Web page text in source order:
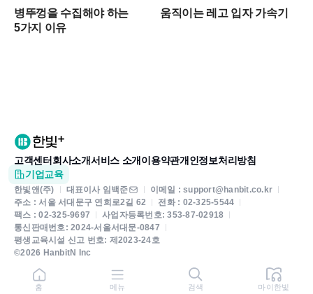
홈 메뉴 검색 마이한빛
병뚜껑을 수집해야 하는
5가지 이유
움직이는 레고 입자 가속기
고객센터 회사소개서비스 소개 이용약관개인정보처리방침
기업교육
한빛앤(주) 대표이사 임백준
이메일 : support@hanbit.co.kr
주소 : 서울 서대문구 연희로2길 62
전화 : 02-325-5544
팩스 : 02-325-9697
사업자등록번호: 353-87-02918
통신판매번호: 2024-서울서대문-0847
평생교육시설 신고 번호: 제2023-24호
©2026 HanbitN Inc